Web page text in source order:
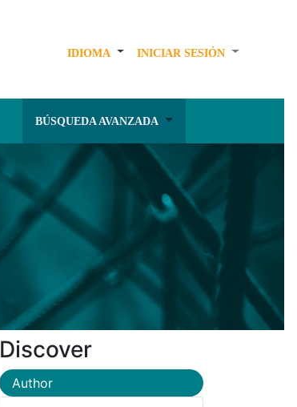
IDIOMA INICIAR SESIÓN
BÚSQUEDA AVANZADA
Discover
Author